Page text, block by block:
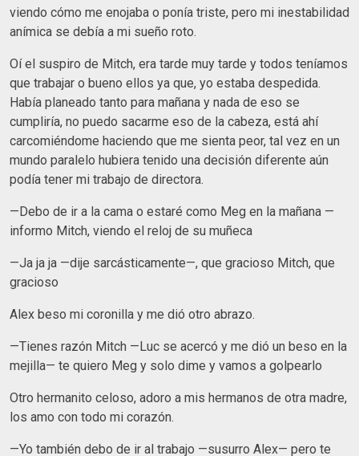
viendo cómo me enojaba o ponía triste, pero mi inestabilidad
anímica se debía a mi sueño roto.
Oí el suspiro de Mitch, era tarde muy tarde y todos teníamos
que trabajar o bueno ellos ya que, yo estaba despedida.
Había planeado tanto para mañana y nada de eso se
cumpliría, no puedo sacarme eso de la cabeza, está ahí
carcomiéndome haciendo que me sienta peor, tal vez en un
mundo paralelo hubiera tenido una decisión diferente aún
podía tener mi trabajo de directora.
—Debo de ir a la cama o estaré como Meg en la mañana —
informo Mitch, viendo el reloj de su muñeca
—Ja ja ja —dije sarcásticamente—, que gracioso Mitch, que
gracioso
Alex beso mi coronilla y me dió otro abrazo.
—Tienes razón Mitch —Luc se acercó y me dió un beso en la
mejilla— te quiero Meg y solo dime y vamos a golpearlo
Otro hermanito celoso, adoro a mis hermanos de otra madre,
los amo con todo mi corazón.
—Yo también debo de ir al trabajo —susurro Alex— pero te